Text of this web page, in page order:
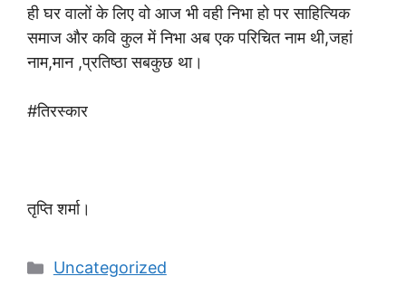
ही घर वालों के लिए वो आज भी वही निभा हो पर साहित्यिक
समाज और कवि कुल में निभा अब एक परिचित नाम थी,जहां
नाम,मान ,प्रतिष्ठा सबकुछ था।
#तिरस्कार
तृप्ति शर्मा।
Categories
Uncategorized